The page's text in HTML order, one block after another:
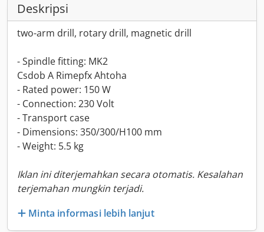
Deskripsi
two-arm drill, rotary drill, magnetic drill
- Spindle fitting: MK2
Csdob A Rimepfx Ahtoha
- Rated power: 150 W
- Connection: 230 Volt
- Transport case
- Dimensions: 350/300/H100 mm
- Weight: 5.5 kg
Iklan ini diterjemahkan secara otomatis. Kesalahan
terjemahan mungkin terjadi.
Minta informasi lebih lanjut